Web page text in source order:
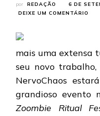
por REDAÇÃO
6 DE
DEIXE UM COMENTÁRIO
NO
2012
mais uma extensa
seu novo trabalho,
NervoChaos
grandioso evento
Zoombie Ritual